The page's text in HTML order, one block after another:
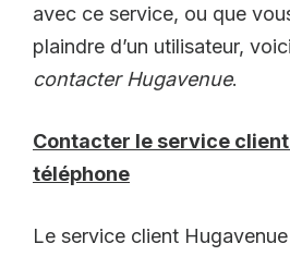
avec ce service, ou que
plaindre d’un utilisateur,
contacter Hugavenue.
Contacter le service
téléphone
Le service client